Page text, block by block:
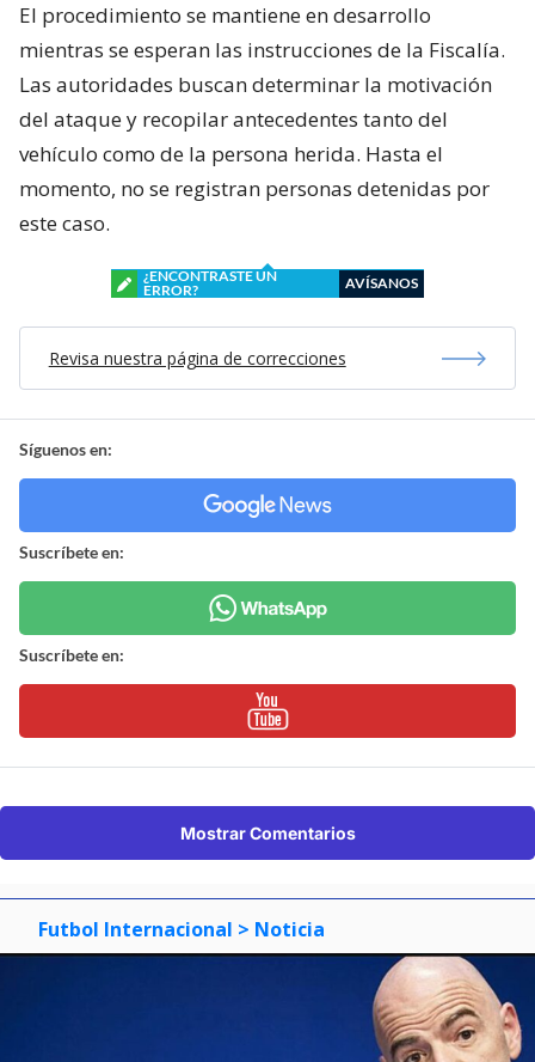
El procedimiento se mantiene en desarrollo
mientras se esperan las instrucciones de la Fiscalía.
Las autoridades buscan determinar la motivación
del ataque y recopilar antecedentes tanto del
vehículo como de la persona herida. Hasta el
momento, no se registran personas detenidas por
este caso.
¿ENCONTRASTE UN
ERROR?
AVÍSANOS
Revisa nuestra página de correcciones
Síguenos en:
Suscríbete en:
Suscríbete en:
Mostrar Comentarios
Futbol Internacional > Noticia